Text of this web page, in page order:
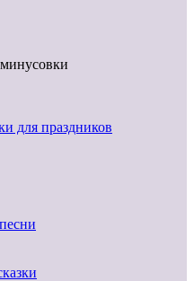
для праздников